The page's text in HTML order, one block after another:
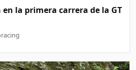
la primera carrera de la GT